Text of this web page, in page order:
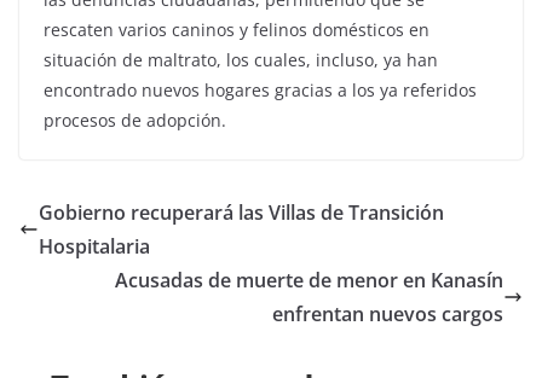
rescaten varios caninos y felinos domésticos en
situación de maltrato, los cuales, incluso, ya han
encontrado nuevos hogares gracias a los ya referidos
procesos de adopción.
Gobierno recuperará las Villas de Transición
Hospitalaria
Acusadas de muerte de menor en Kanasín
enfrentan nuevos cargos